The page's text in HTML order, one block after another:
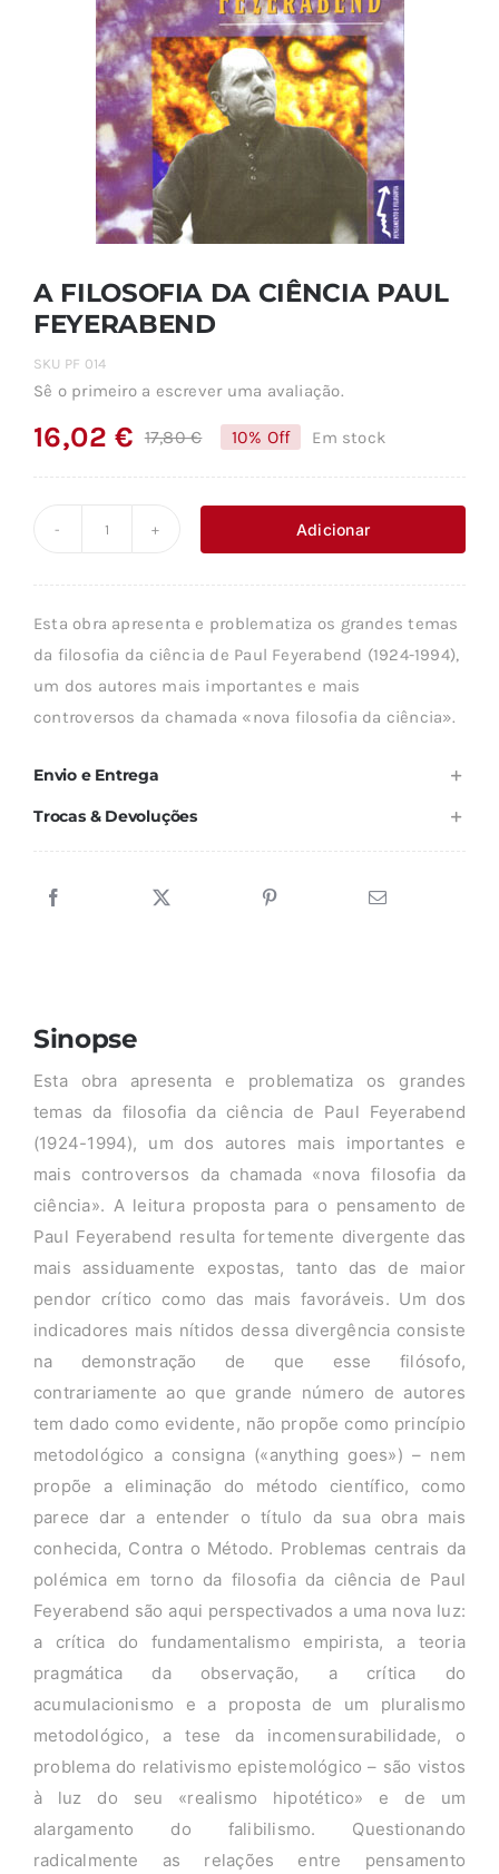
A FILOSOFIA DA CIÊNCIA PAUL
FEYERABEND
SKU PF 014
Sê o primeiro a escrever uma avaliação.
17,80€O
original
era:
16,02€
O
é:
10% Off Em stock
FILOSOFIA
Adicionar
Esta obra apresenta e problematiza os grandes temas
da filosofia da ciência de Paul Feyerabend (1924-1994),
um dos autores mais importantes e mais
controversos da chamada «nova filosofia da ciência».
Envio e Entrega
Trocas & Devoluções
Sinopse
Esta obra apresenta e problematiza os grandes
temas da filosofia da ciência de Paul Feyerabend
(1924-1994), um dos autores mais importantes e
mais controversos da chamada «nova filosofia da
ciência». A leitura proposta para o pensamento de
Paul Feyerabend resulta fortemente divergente das
mais assiduamente expostas, tanto das de maior
pendor crítico como das mais favoráveis. Um dos
indicadores mais nítidos dessa divergência consiste
na demonstração de que esse filósofo,
contrariamente ao que grande número de autores
tem dado como evidente, não propõe como princípio
metodológico a consigna («anything goes») – nem
propõe a eliminação do método científico, como
parece dar a entender o título da sua obra mais
conhecida, Contra o Método. Problemas centrais da
polémica em torno da filosofia da ciência de Paul
Feyerabend são aqui perspectivados a uma nova luz:
a crítica do fundamentalismo empirista, a teoria
pragmática da observação, a crítica do
acumulacionismo e a proposta de um pluralismo
metodológico, a tese da incomensurabilidade, o
problema do relativismo epistemológico – são vistos
à luz do seu «realismo hipotético» e de um
alargamento do falibilismo. Questionando
radicalmente as relações entre pensamento